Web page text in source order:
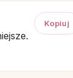
Kopiuj